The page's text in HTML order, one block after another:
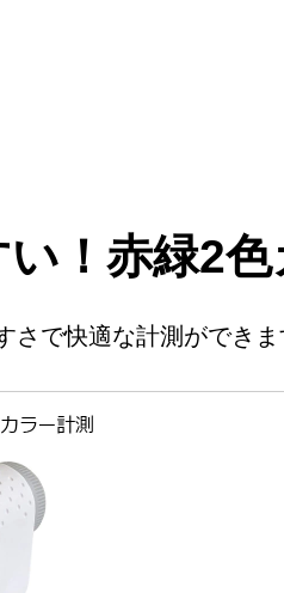
い！赤緑2
で快適な計測ができま